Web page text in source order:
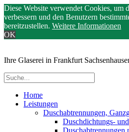
Diese Website verwendet Cookies, um
verbessern und den Benutzern
bereitzustellen. Weitere Informationen
OK
Ihre Glaserei in Frankfurt
Home
Leistungen
Duschabtrennungen,
Duschdichtungs-
Duschabtrennungen